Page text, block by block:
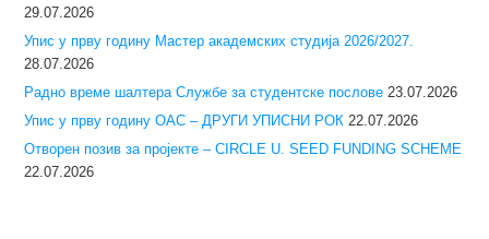
29.07.2026
Упис у прву годину Mастер академских студија 2026/2027.
28.07.2026
Радно време шалтера Службе за студентске послове 23.07.2026
Упис у прву годину ОАС – ДРУГИ УПИСНИ РОК 22.07.2026
Отворен позив за пројекте – CIRCLE U. SEED FUNDING SCHEME
22.07.2026